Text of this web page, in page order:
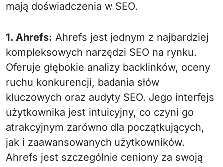
mają doświadczenia w SEO.
1. Ahrefs: Ahrefs jest jednym z najbardziej
kompleksowych narzędzi SEO na rynku.
Oferuje głębokie analizy backlinków, oceny
ruchu konkurencji, badania słów
kluczowych oraz audyty SEO. Jego interfejs
użytkownika jest intuicyjny, co czyni go
atrakcyjnym zarówno dla początkujących,
jak i zaawansowanych użytkowników.
Ahrefs jest szczególnie ceniony za swoją